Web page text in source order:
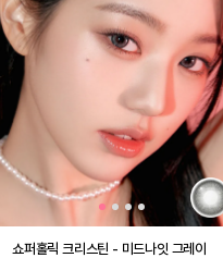
쇼퍼홀릭 크리스틴 - 미드나잇 그레이